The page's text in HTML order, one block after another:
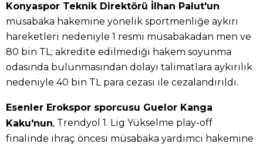
Konyaspor Teknik Direktörü İlhan Palut'un
müsabaka hakemine yönelik sportmenliğe aykırı
hareketleri nedeniyle 1 resmi müsabakadan men ve
80 bin TL; akredite edilmediği hakem soyunma
odasında bulunmasından dolayı talimatlara aykırılık
nedeniyle 40 bin TL para cezası ile cezalandırıldı.
Esenler Erokspor sporcusu Guelor Kanga
Kaku'nun, Trendyol 1. Lig Yükselme play-off
finalinde ihraç öncesi müsabaka yardımcı hakemine